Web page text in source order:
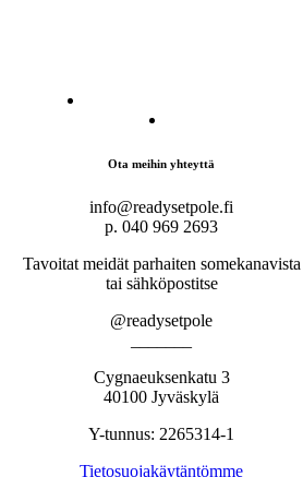
Ota meihin yhteyttä
info@readysetpole.fi
p. 040 969 2693
Tavoitat meidät parhaiten somekanavista
tai sähköpostitse
@readysetpole
Cygnaeuksenkatu 3
40100 Jyväskylä
Y-tunnus: 2265314-1
Tietosuojakäytäntömme